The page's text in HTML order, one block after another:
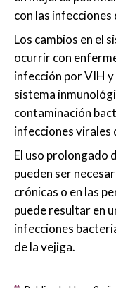
con las
Los cambios en el
ocurrir con
infección por VIH
sistema
contaminación
infecciones virales
El uso prolongado
pueden ser
crónicas o en las
puede resultar en
infecciones
de la vejiga.